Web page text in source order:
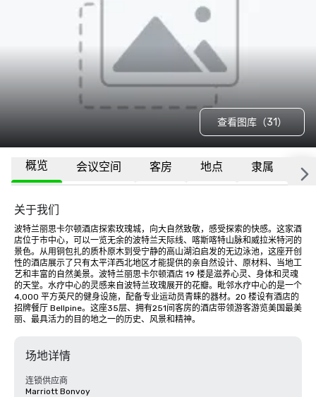
查看图库（31）
概览 会议空间 客房 地点 隶属 更
关于我们
波特兰丽思卡尔顿酒店探索玫瑰城，向大自然致敬，感受探索的快感。这家酒
店位于市中心，可以一览无余的波特兰天际线、喀斯喀特山脉和威拉米特河的
景色。从用铜包扎的质朴原木到受宁静的高山湖泊启发的无边泳池，这座开创
性的酒店展示了只有太平洋西北地区才能提供的亲自然设计、原材料、当地工
艺和丰富的自然美景。波特兰丽思卡尔顿酒店 19 楼是滋养心灵、身体和灵魂
的天堂。水疗中心的灵感来自波特兰玫瑰展开的花瓣。毗邻水疗中心的是一个
4,000 平方英尺的健身设施，配备专业运动员青睐的器材。20 楼设有酒店的
招牌餐厅 Bellpine。这座35层、拥有251间客房的酒店带领游客游览美国最美
丽、最具活力的目的地之一的历史、风景和精神。
场地详情
连锁供应商
Marriott Bonvoy